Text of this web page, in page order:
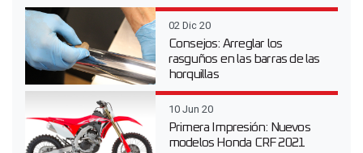
02 Dic 20
Consejos: Arreglar los
rasguños en las barras de las
horquillas
10 Jun 20
Primera Impresión: Nuevos
modelos Honda CRF 2021